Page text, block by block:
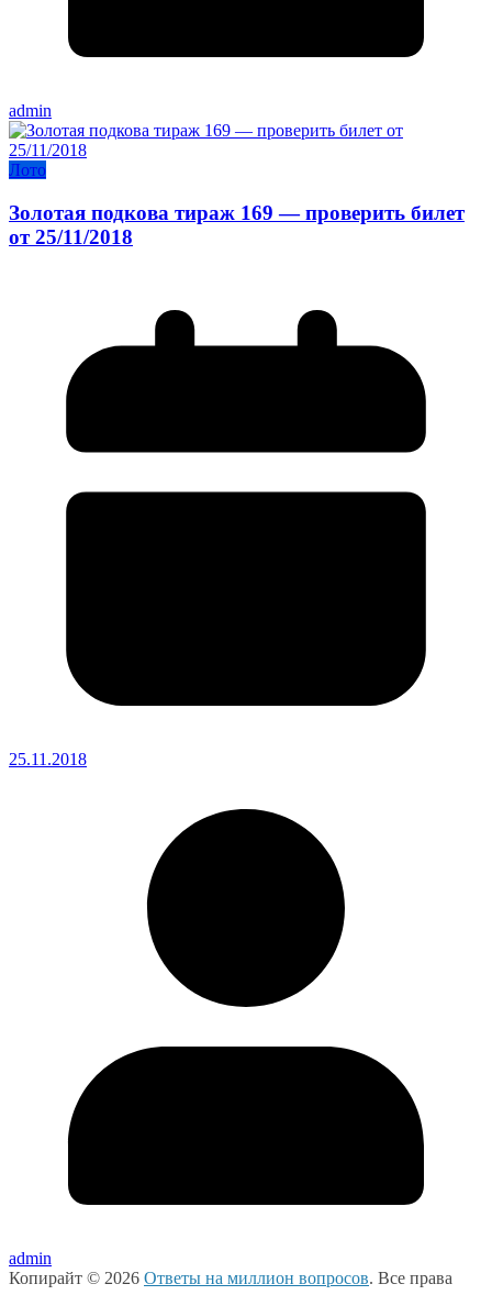
admin
Лото
Золотая подкова тираж 169 — проверить билет
от 25/11/2018
25.11.2018
admin
Копирайт © 2026 Ответы на миллион вопросов. Все права